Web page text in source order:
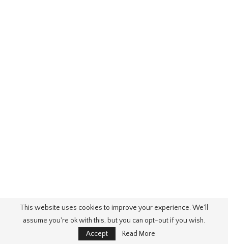
This website uses cookies to improve your experience. We'll
assume you're ok with this, but you can opt-out if you wish.
Accept
Read More